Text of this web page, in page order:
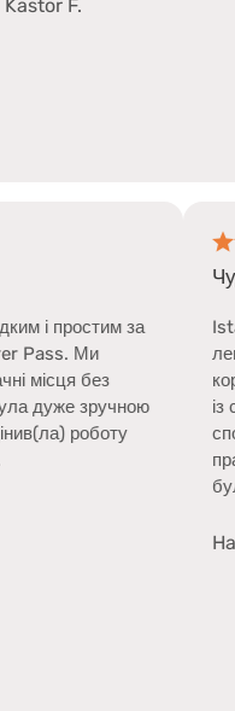
був настільки швидким
Istanbul Explorer
всі основні визначні
проблем. Картка була
і я дуже
підтримки клієнтів.